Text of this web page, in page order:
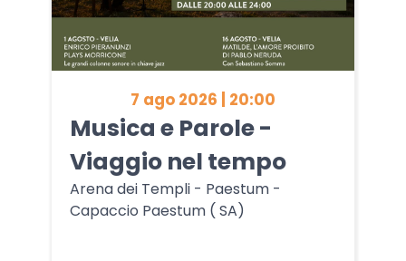
7 ago 2026 | 20:00
Musica e Parole -
Viaggio nel tempo
Arena dei Templi - Paestum -
Capaccio Paestum ( SA)